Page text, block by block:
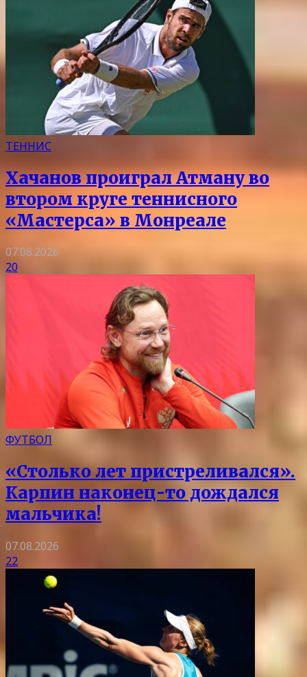
ТЕННИС
Хачанов проиграл Атману во
втором круге теннисного
«Мастерса» в Монреале
07.08.2026
20
ФУТБОЛ
«Столько лет пристреливался».
Карпин наконец-то дождался
мальчика!
07.08.2026
22